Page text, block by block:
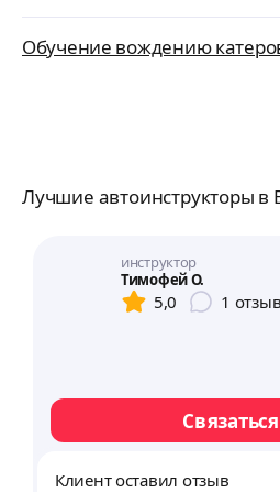
Обучение вождению
Лучшие автоинструкторы в
инструктор
Тимофей О.
5,0 1 отзыв
Связаться
Клиент оставил отзыв